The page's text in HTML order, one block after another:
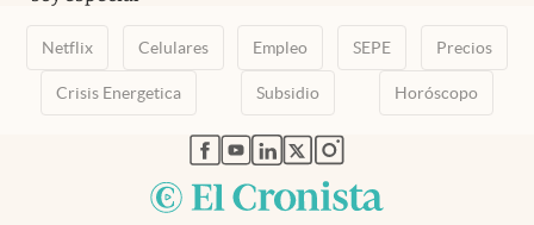
Netflix Celulares Empleo SEPE Precios
Crisis Energetica Subsidio Horóscopo
abre en nueva pestaña
abre en nueva pestaña
abre en nueva pestaña
abre en nueva pestaña
abre en nueva pestaña